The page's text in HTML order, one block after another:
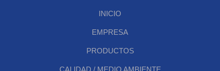
INICIO
EMPRESA
PRODUCTOS